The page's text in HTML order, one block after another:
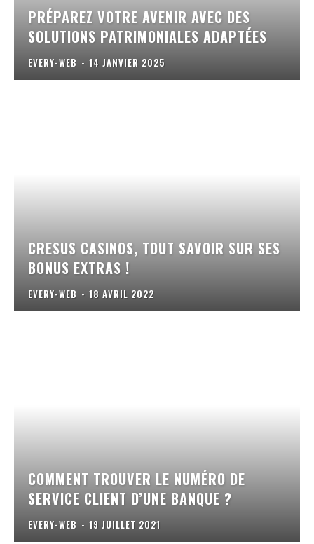
PRÉPAREZ VOTRE AVENIR AVEC DES
SOLUTIONS PATRIMONIALES ADAPTÉES
EVERY-WEB - 14 JANVIER 2025
CRESUS CASINOS, TOUT SAVOIR SUR SES
BONUS EXTRAS !
EVERY-WEB - 18 AVRIL 2022
COMMENT TROUVER LE NUMÉRO DE
SERVICE CLIENT D’UNE BANQUE ?
EVERY-WEB - 19 JUILLET 2021